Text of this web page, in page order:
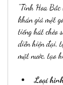
"Tinh Hoa
khán giả một
tiếng hát chèo
diễn hiện đại,
mặt nước, tạo
Loại